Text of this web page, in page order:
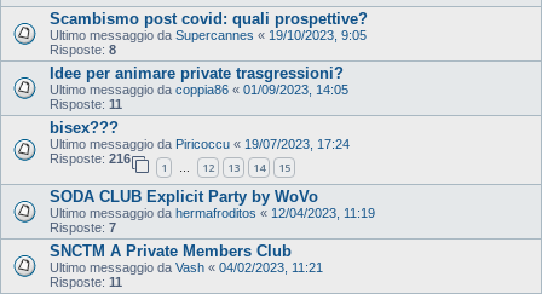
Scambismo post covid: quali prospettive?
Ultimo messaggio da Supercannes « 19/10/2023, 9:05
Risposte: 8
Idee per animare private trasgressioni?
Ultimo messaggio da coppia86 « 01/09/2023, 14:05
Risposte: 11
bisex???
Ultimo messaggio da Piricoccu « 19/07/2023, 17:24
Risposte: 216
1 … 12 13 14 15
SODA CLUB Explicit Party by WoVo
Ultimo messaggio da hermafroditos « 12/04/2023, 11:19
Risposte: 7
SNCTM A Private Members Club
Ultimo messaggio da Vash « 04/02/2023, 11:21
Risposte: 11